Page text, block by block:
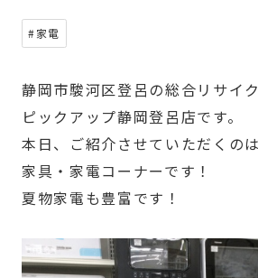
#家電
静岡市駿河区登呂の総合リサイ
ピックアップ静岡登呂店です。
本日、ご紹介させていただくの
家具・家電コーナーです！
夏物家電も豊富です！